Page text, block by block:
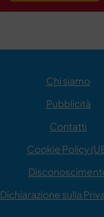
Chi siamo
Pubblicità
Contatti
Cookie Policy
Dichiarazione sulla